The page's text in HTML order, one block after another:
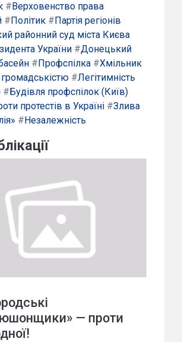
# Верховенство права
# Політик # Партія регіонів
районний суд міста Києва
України #Донецький
# Профспілка #Хмільник
#Легітимність
# Будівля профспілок (Київ)
протестів в Україні #Злива
# Незалежність
— проти